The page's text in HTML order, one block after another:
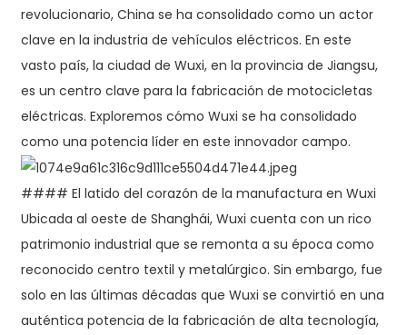
revolucionario, China se ha consolidado como un actor
clave en la industria de vehículos eléctricos. En este
vasto país, la ciudad de Wuxi, en la provincia de Jiangsu,
es un centro clave para la fabricación de motocicletas
eléctricas. Exploremos cómo Wuxi se ha consolidado
como una potencia líder en este innovador campo.
#### El latido del corazón de la manufactura en Wuxi
Ubicada al oeste de Shanghái, Wuxi cuenta con un rico
patrimonio industrial que se remonta a su época como
reconocido centro textil y metalúrgico. Sin embargo, fue
solo en las últimas décadas que Wuxi se convirtió en una
auténtica potencia de la fabricación de alta tecnología,